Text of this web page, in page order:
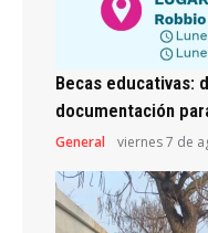
Becas educativas:
documentación
General viernes 7 de